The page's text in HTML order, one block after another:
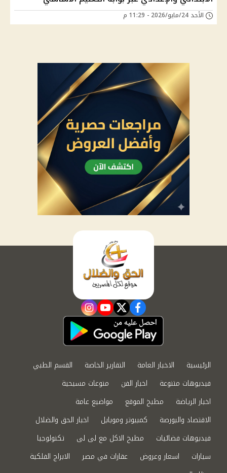
الأحد 24/مايو/2026 - 11:29 م
facebook
twitter
youtube
instagram
الرئيسية الاخبار العامة التقارير الخاصة
القسم الطبي
فيديوهات متنوعة
اخبار الفن
منوعات مسيحية
اخبار الرياضة
مطبخ الموقع
مواضيع عامة
الاقتصاد والبورصة
كمبيوتر وموبايل
اخبار الحق والضلال
فيديوهات فضائيات
مطبخ الاكل مع لى لى
تكنولوجيا
سيارات
اسعار وعروض عقارات في مصر
الابراج الفلكية